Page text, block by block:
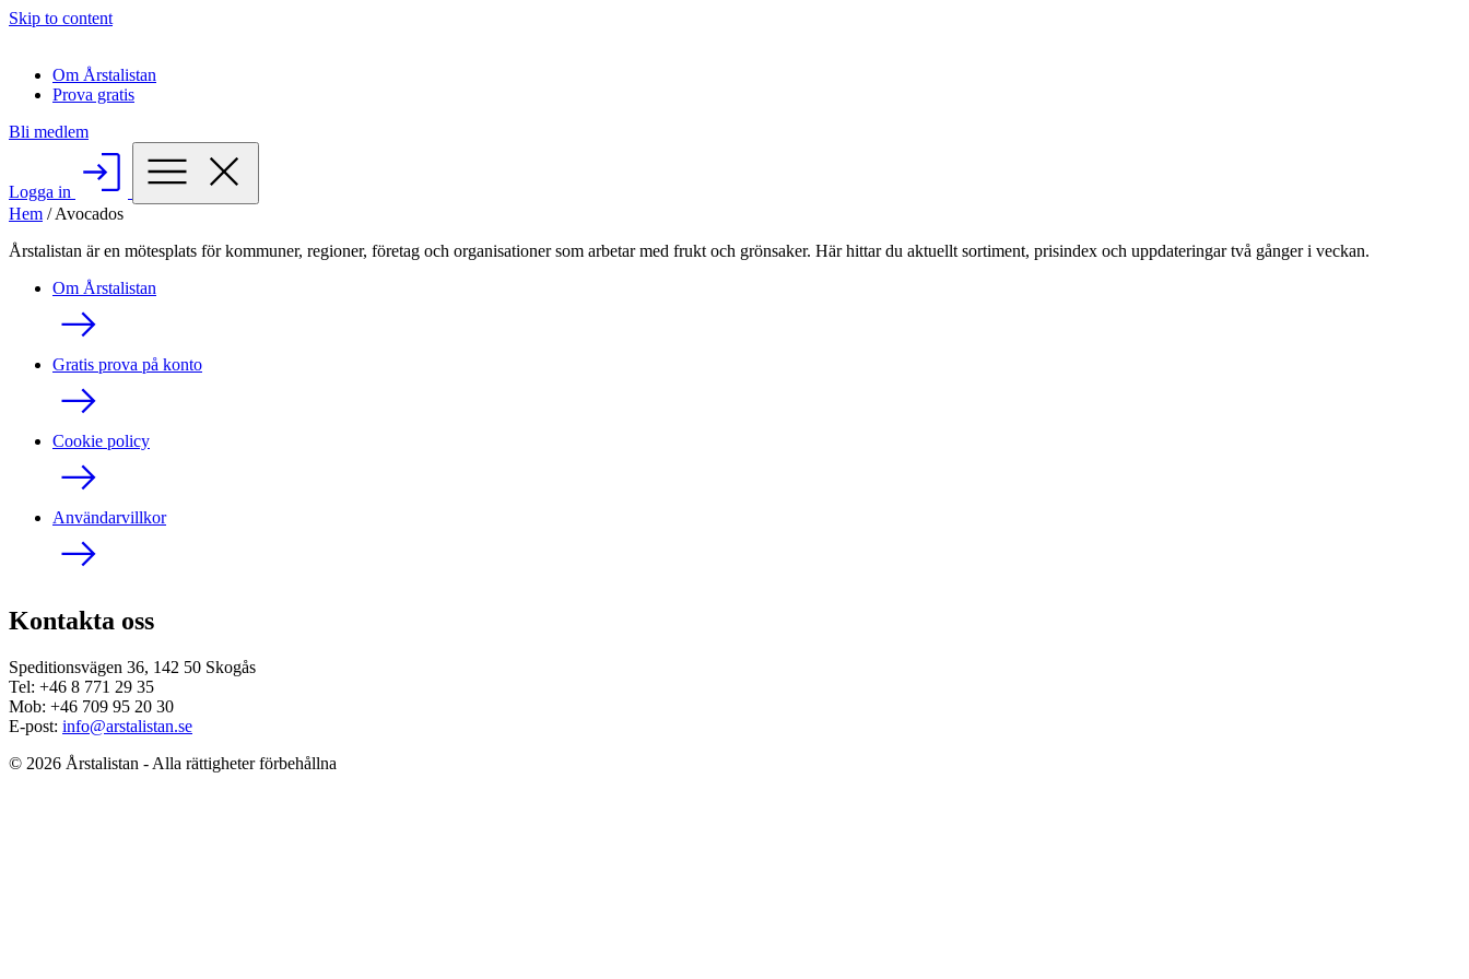
Skip to content
Om Årstalistan
Prova gratis
Bli medlem
Logga in
Hem /Avocados
Årstalistan är en mötesplats för kommuner, regioner, företag och organisationer som arbetar med frukt och grönsaker. Här hittar du aktuellt sortiment, prisindex och uppdateringar två gånger i veckan.
Om Årstalistan
Gratis prova på konto
Cookie policy
Användarvillkor
Kontakta oss
Speditionsvägen 36, 142 50 Skogås
Tel: +46 8 771 29 35
Mob: +46 709 95 20 30
E-post: info@arstalistan.se
© 2026 Årstalistan - Alla rättigheter förbehållna